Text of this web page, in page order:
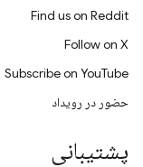
Find us on Reddit
Follow on X
Subscribe on YouTube
حضور در رویداد
پشتیبانی